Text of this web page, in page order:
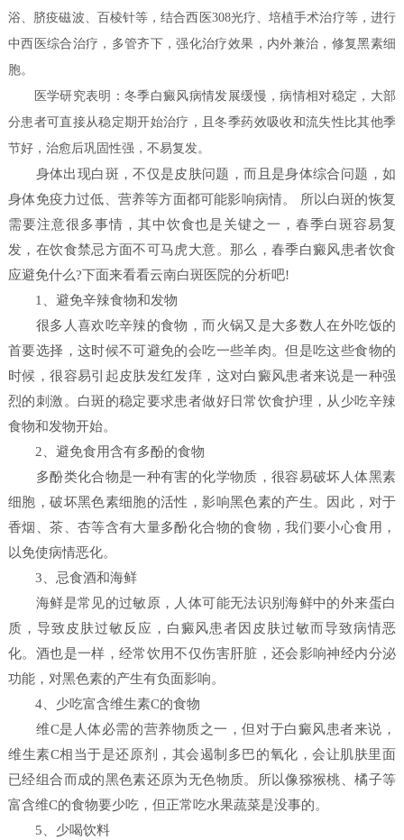
浴、脐疫磁波、百棱针等，结合西医308光疗、培植手术治疗等，进行
中西医综合治疗，多管齐下，强化治疗效果，内外兼治，修复黑素细
胞。
医学研究表明：冬季白癜风病情发展缓慢，病情相对稳定，大部
分患者可直接从稳定期开始治疗，且冬季药效吸收和流失性比其他季
节好，治愈后巩固性强，不易复发。
身体出现白斑，不仅是皮肤问题，而且是身体综合问题，如
身体免疫力过低、营养等方面都可能影响病情。 所以白斑的恢复
需要注意很多事情，其中饮食也是关键之一，春季白斑容易复
发，在饮食禁忌方面不可马虎大意。那么，春季白癜风患者饮食
应避免什么?下面来看看云南白斑医院的分析吧!
1、避免辛辣食物和发物
很多人喜欢吃辛辣的食物，而火锅又是大多数人在外吃饭的
首要选择，这时候不可避免的会吃一些羊肉。但是吃这些食物的
时候，很容易引起皮肤发红发痒，这对白癜风患者来说是一种强
烈的刺激。白斑的稳定要求患者做好日常饮食护理，从少吃辛辣
食物和发物开始。
2、避免食用含有多酚的食物
多酚类化合物是一种有害的化学物质，很容易破坏人体黑素
细胞，破坏黑色素细胞的活性，影响黑色素的产生。因此，对于
香烟、茶、杏等含有大量多酚化合物的食物，我们要小心食用，
以免使病情恶化。
3、忌食酒和海鲜
海鲜是常见的过敏原，人体可能无法识别海鲜中的外来蛋白
质，导致皮肤过敏反应，白癜风患者因皮肤过敏而导致病情恶
化。酒也是一样，经常饮用不仅伤害肝脏，还会影响神经内分泌
功能，对黑色素的产生有负面影响。
4、少吃富含维生素C的食物
维C是人体必需的营养物质之一，但对于白癜风患者来说，
维生素C相当于是还原剂，其会遏制多巴的氧化，会让肌肤里面
已经组合而成的黑色素还原为无色物质。所以像猕猴桃、橘子等
富含维C的食物要少吃，但正常吃水果蔬菜是没事的。
5、少喝饮料